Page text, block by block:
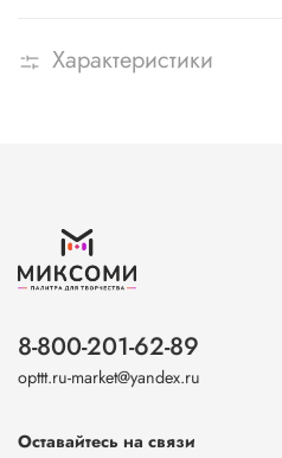
Характеристики
8-800-201-62-89
opttt.ru-market@yandex.ru
Оставайтесь на связи